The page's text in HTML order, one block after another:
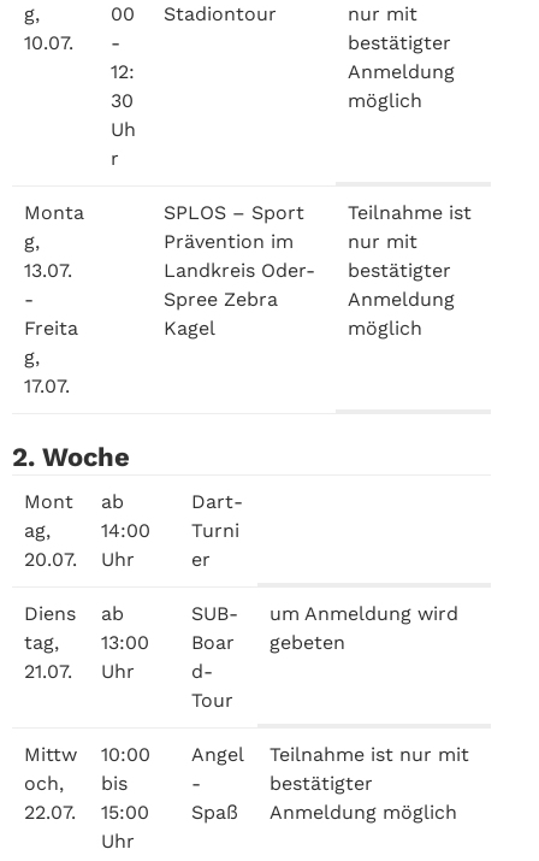
g,
10.07.
00
-
12:
30
Uh
r
Stadiontour
nur mit
bestätigter
Anmeldung
möglich
Monta
g,
13.07.
-
Freita
g,
17.07.
SPLOS – Sport
Prävention im
Landkreis Oder-
Spree Zebra
Kagel
Teilnahme ist
nur mit
bestätigter
Anmeldung
möglich
2. Woche
Mont
ag,
20.07.
ab
14:00
Uhr
Dart-
Turni
er
Diens
tag,
21.07.
ab
13:00
Uhr
SUB-
Boar
d-
Tour
um Anmeldung wird
gebeten
Mittw
och,
22.07.
10:00
bis
15:00
Uhr
Angel
-
Spaß
Teilnahme ist nur mit
bestätigter
Anmeldung möglich